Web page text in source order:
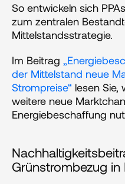
So entwickeln sich
zum zentralen
Mittelstandsstrategie.
Im Beitrag
der Mittelstand neue
Strompreise“ lesen Sie,
weitere neue
Energiebeschaffung
Grünstrombezug in